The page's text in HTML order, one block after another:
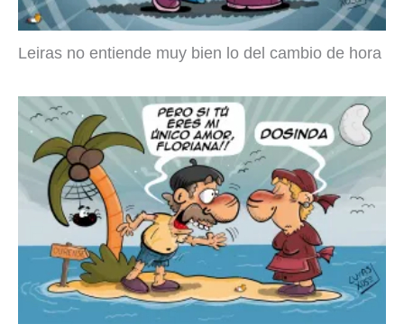
Leiras no entiende muy bien lo del cambio de hora